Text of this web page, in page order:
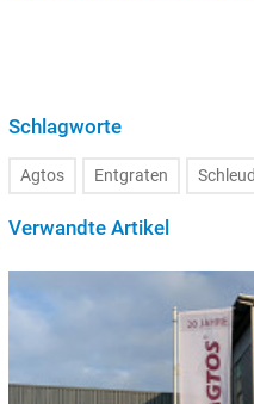
Schlagworte
Agtos Entgraten
Verwandte Artikel